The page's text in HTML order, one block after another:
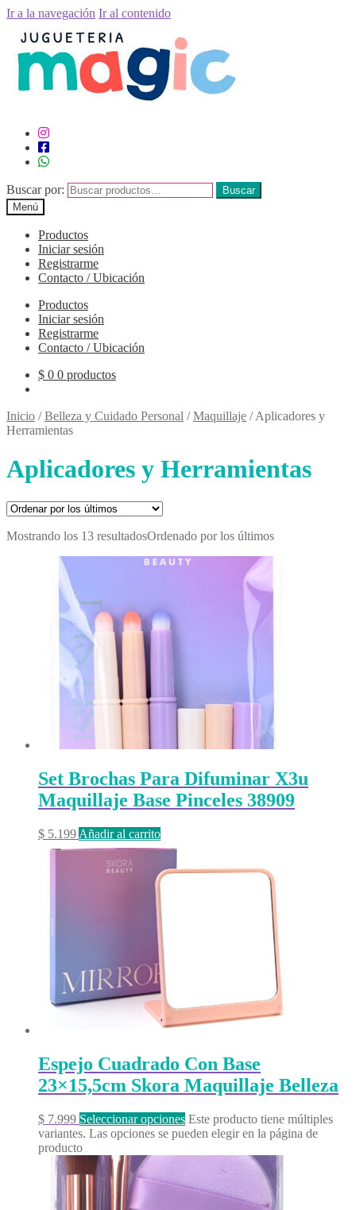
Ir a la navegación Ir al contenido
Buscar por:
Buscar
Menú
Productos
Iniciar sesión
Registrarme
Contacto / Ubicación
Productos
Iniciar sesión
Registrarme
Contacto / Ubicación
$ 0 0 productos
Inicio /Belleza y Cuidado Personal /Maquillaje /Aplicadores y
Herramientas
Aplicadores y Herramientas
Mostrando los 13 resultadosOrdenado por los últimos
Set Brochas Para Difuminar X3u
Maquillaje Base Pinceles 38909
$ 5.199 Añadir al carrito
Espejo Cuadrado Con Base
23×15,5cm Skora Maquillaje Belleza
$ 7.999 Seleccionar opciones Este producto tiene múltiples
variantes. Las opciones se pueden elegir en la página de
producto